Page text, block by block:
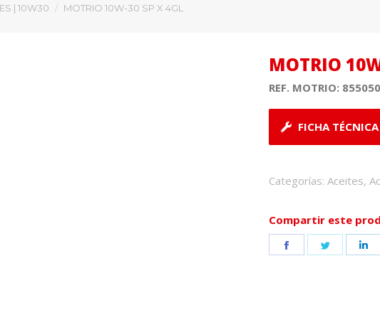
| 10W30 MOTRIO 10W-30 SP X 4GL
MOTRIO
REF. MOTRIO:
FICHA TÉCNICA
Categorías: Aceites,
Compartir este
Share
Share